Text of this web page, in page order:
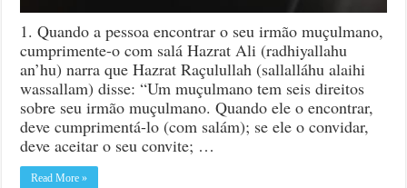
1. Quando a pessoa encontrar o seu irmão muçulmano,
cumprimente-o com salá Hazrat Ali (radhiyallahu
an’hu) narra que Hazrat Raçulullah (sallalláhu alaihi
wassallam) disse: “Um muçulmano tem seis direitos
sobre seu irmão muçulmano. Quando ele o encontrar,
deve cumprimentá-lo (com salám); se ele o convidar,
deve aceitar o seu convite; …
Read More »